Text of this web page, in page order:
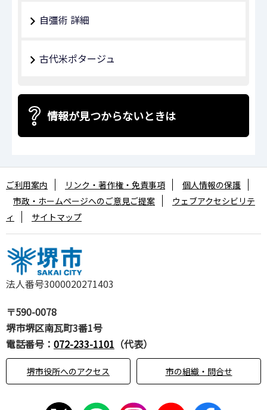
自彊術 詳細
古代米ポタージュ
情報が見つからないときは
法人番号3000020271403
〒590-0078
堺市堺区南瓦町3番1号
電話番号： 072-233-1101 （代表）
堺市役所へのアクセス 市の組織・問合せ
ご利用案内 リンク・著作権・免責事項
個人情報の保護
市政・ホームページへのご意見ご提案
ウェブアクセシビリテ
ィ
サイトマップ